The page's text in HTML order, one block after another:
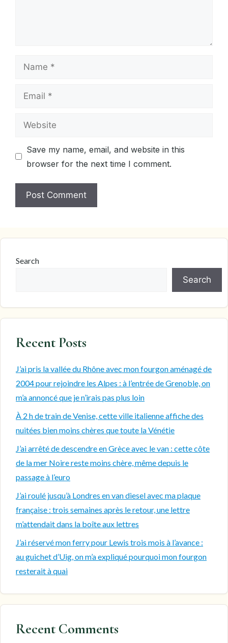
Name
Email
Website
Save my name, email, and website in this
browser for the next time I comment.
Search
Search
Recent Posts
J’ai pris la vallée du Rhône avec mon fourgon aménagé de
2004 pour rejoindre les Alpes : à l’entrée de Grenoble, on
m’a annoncé que je n’irais pas plus loin
À 2 h de train de Venise, cette ville italienne affiche des
nuitées bien moins chères que toute la Vénétie
J’ai arrêté de descendre en Grèce avec le van : cette côte
de la mer Noire reste moins chère, même depuis le
passage à l’euro
J’ai roulé jusqu’à Londres en van diesel avec ma plaque
française : trois semaines après le retour, une lettre
m’attendait dans la boîte aux lettres
J’ai réservé mon ferry pour Lewis trois mois à l’avance :
au guichet d’Uig, on m’a expliqué pourquoi mon fourgon
resterait à quai
Recent Comments